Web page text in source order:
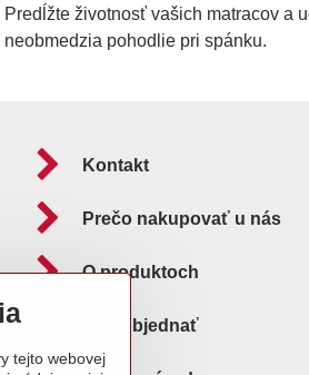
Predĺžte životnosť vašich matracov a
neobmedzia pohodlie pri spánku.
Kontakt
Prečo nakupovať u nás
O produktoch
Ako objednať
tejto webovej